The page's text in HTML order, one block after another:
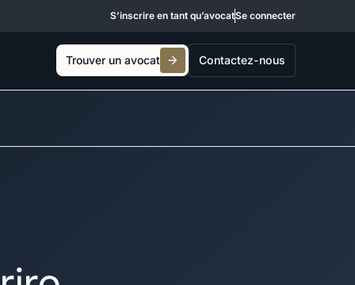
S’inscrire en tant qu’avocatSe connecter
Trouver un avocat Contactez-nous